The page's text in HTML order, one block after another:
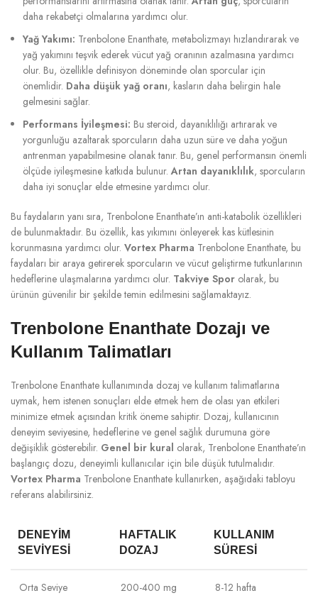
daha rekabetçi olmalarına yardımcı olur.
Yağ Yakımı: Trenbolone Enanthate, metabolizmayı hızlandırarak ve
yağ yakımını teşvik ederek vücut yağ oranının azalmasına yardımcı
olur. Bu, özellikle definisyon döneminde olan sporcular için
önemlidir. Daha düşük yağ oranı, kasların daha belirgin hale
gelmesini sağlar.
Performans İyileşmesi: Bu steroid, dayanıklılığı artırarak ve
yorgunluğu azaltarak sporcuların daha uzun süre ve daha yoğun
antrenman yapabilmesine olanak tanır. Bu, genel performansın önemli
ölçüde iyileşmesine katkıda bulunur.Artan dayanıklılık, sporcuların
daha iyi sonuçlar elde etmesine yardımcı olur.
Bu faydaların yanı sıra, Trenbolone Enanthate’ın anti-katabolik özellikleri
de bulunmaktadır. Bu özellik, kas yıkımını önleyerek kas kütlesinin
korunmasına yardımcı olur. Vortex Pharma Trenbolone Enanthate, bu
faydaları bir araya getirerek sporcuların ve vücut geliştirme tutkunlarının
hedeflerine ulaşmalarına yardımcı olur. Takviye Spor olarak, bu
ürünün güvenilir bir şekilde temin edilmesini sağlamaktayız.
Trenbolone Enanthate Dozajı ve
Kullanım Talimatları
Trenbolone Enanthate kullanımında dozaj ve kullanım talimatlarına
uymak, hem istenen sonuçları elde etmek hem de olası yan etkileri
minimize etmek açısından kritik öneme sahiptir. Dozaj, kullanıcının
deneyim seviyesine, hedeflerine ve genel sağlık durumuna göre
değişiklik gösterebilir. Genel bir kural olarak, Trenbolone Enanthate’ın
başlangıç dozu, deneyimli kullanıcılar için bile düşük tutulmalıdır.
Vortex Pharma Trenbolone Enanthate kullanırken, aşağıdaki tabloyu
referans alabilirsiniz.
DENEYIM
SEVIYESI
HAFTALIK
DOZAJ
KULLANIM
SÜRESI
Orta Seviye 200-400 mg 8-12 hafta